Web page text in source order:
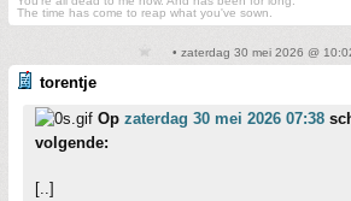
The time has come to reap what you've sown.
• zaterdag 30 mei 2026 @
torentje
Op zaterdag 30 mei 2026 07:38
volgende:
[..]